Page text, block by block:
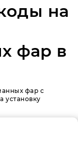
на
фар в
фар с
установку